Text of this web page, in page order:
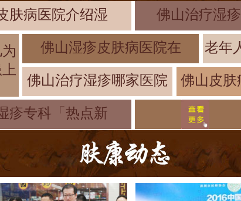
肤病医院介绍湿 佛山治疗湿
佛山湿疹皮肤病医院在
老年
佛山治疗湿疹哪家医院
佛山皮肤
医院介绍
疹专科「热点新